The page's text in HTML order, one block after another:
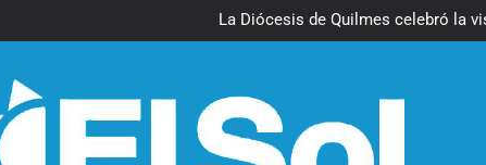
La Diócesis de Quilmes celebró la
Figuras de la cultura se sumaron a
La Diócesis de Quilmes celebró la
Figuras de la cultura se sumaron a
Nueva jornada negativa para los
en Wall Street y el riesgo